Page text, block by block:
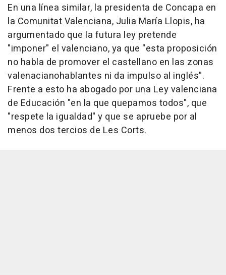
En una línea similar, la presidenta de Concapa en
la Comunitat Valenciana, Julia María Llopis, ha
argumentado que la futura ley pretende
"imponer" el valenciano, ya que "esta proposición
no habla de promover el castellano en las zonas
valenacianohablantes ni da impulso al inglés".
Frente a esto ha abogado por una Ley valenciana
de Educación "en la que quepamos todos", que
"respete la igualdad" y que se apruebe por al
menos dos tercios de Les Corts.